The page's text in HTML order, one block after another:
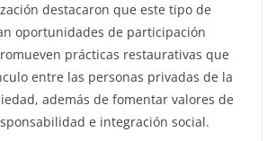
destacaron que este tipo de
oportunidades de participación
prácticas restaurativas que
entre las personas privadas de la
además de fomentar valores de
e integración social.